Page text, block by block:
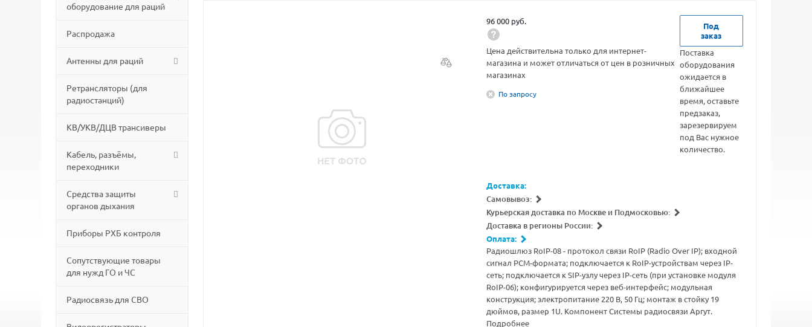
оборудование для раций
Распродажа
Антенны для раций
Ретрансляторы (для
радиостанций)
КВ/УКВ/ДЦВ трансиверы
Кабель, разъёмы,
переходники
Средства защиты
органов дыхания
Приборы РХБ контроля
Сопутствующие товары
для нужд ГО и ЧС
Радиосвязь для СВО
96 000 руб.
Цена действительна только для интернет-
магазина и может отличаться от цен в розничных
магазинах
По запросу
Под
заказ
Поставка
оборудования
ожидается в
ближайшее
время, оставьте
предзаказ,
зарезервируем
под Вас нужное
количество.
Доставка:
Самовывоз:
Курьерская доставка по Москве и Подмосковью:
Доставка в регионы России:
Оплата:
Радиошлюз RoIP-08 - протокол связи RoIP (Radio Over IP); входной
сигнал PCM-формата; подключается к RoIP-устройствам через IP-
сеть; подключается к SIP-узлу через IP-сеть (при установке модуля
RoIP-06); конфигурируется через веб-интерфейс; модульная
конструкция; электропитание 220 В, 50 Гц; монтаж в стойку 19
дюймов, размер 1U. Компонент Системы радиосвязи Аргут.
Подробнее